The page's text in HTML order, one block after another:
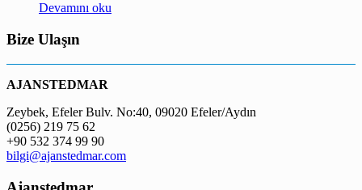
Devamını oku
Bize Ulaşın
AJANSTEDMAR
Zeybek, Efeler Bulv. No:40, 09020 Efeler/Aydın
(0256) 219 75 62
+90 532 374 99 90
bilgi@ajanstedmar.com